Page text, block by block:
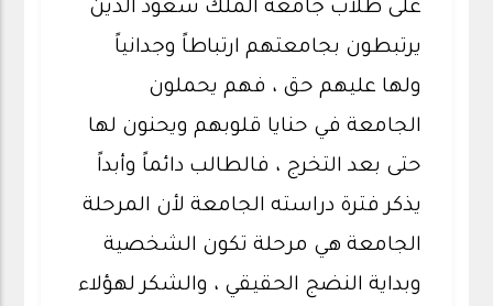
على طلاب جامعة الملك سعود الذين
يرتبطون بجامعتهم ارتباطاً وجدانياً
ولها عليهم حق ، فهم يحملون
الجامعة في حنايا قلوبهم ويحنون لها
حتى بعد التخرج ، فالطالب دائماً وأبداً
يذكر فترة دراسته الجامعة لأن المرحلة
الجامعة هي مرحلة تكون الشخصية
وبداية النضج الحقيقي ، والشكر لهؤلاء